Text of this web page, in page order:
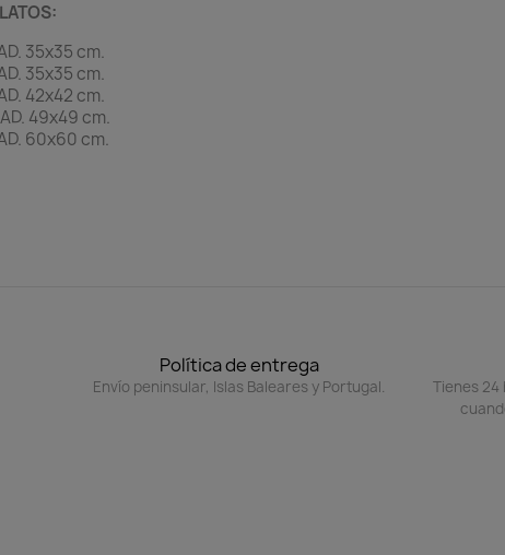
35x35 cm.
35x35 cm.
42x42 cm.
49x49 cm.
60x60 cm.
Política de entrega
Envío peninsular, Islas Baleares y Portugal.
Tienes